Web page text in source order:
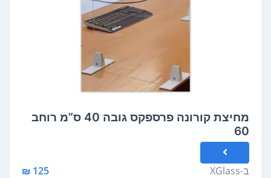
מחיצת קורונה פרספקס גובה 40 ס”מ רוחב
60
ב-XGlass
125 ₪